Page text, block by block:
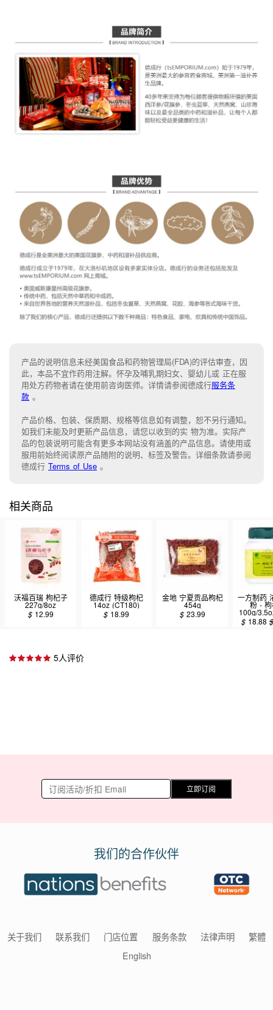
产品的说明信息未经美国食品和药物管理局(FDA)的评估审查，因
此，本品不宜作药用注解。怀孕及哺乳期妇女、婴幼儿或 正在服
用处方药物者请在使用前咨询医师。详情请参阅德成行服务条
款 。
产品价格、包装、保质期、规格等信息如有调整，恕不另行通知。
如我们未能及时更新产品信息， 请您以收到的实 物为准。 实际产
品的包装说明可能含有更多本网站没有涵盖的产品信息。请使用或
服用前始终阅读原产品随附的说明、 标签及警告。 详细条款请参阅
德成行 Terms of Use 。
相关商品
沃福百瑞 枸杞子
227g/8oz
$ 12.99
德成行 特级枸杞
14oz (CT180)
$ 18.99
金地 宁夏贡品枸杞
454g
$ 23.99
一方制药
粉 -
100g/
$ 18.88
5人评价
立即订阅
我们的合作伙伴
关于我们 联系我们 门店位置 服务条款 法律声明
繁體
English